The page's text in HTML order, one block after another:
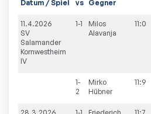
Datum / Spiel vs Gegner
11.4.2026
SV
Salamander
Kornwestheim
IV
1-1
Milos
Alavanja
11:0
1-
2
Mirko
Hübner
11:9